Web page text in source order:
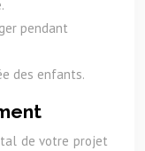
pendant
des enfants.
de votre projet